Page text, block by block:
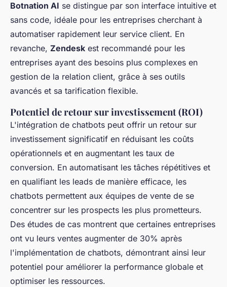
Botnation AI se distingue par son interface intuitive et
sans code, idéale pour les entreprises cherchant à
automatiser rapidement leur service client. En
revanche, Zendesk est recommandé pour les
entreprises ayant des besoins plus complexes en
gestion de la relation client, grâce à ses outils
avancés et sa tarification flexible.
Potentiel de retour sur investissement (ROI)
L'intégration de chatbots peut offrir un retour sur
investissement significatif en réduisant les coûts
opérationnels et en augmentant les taux de
conversion. En automatisant les tâches répétitives et
en qualifiant les leads de manière efficace, les
chatbots permettent aux équipes de vente de se
concentrer sur les prospects les plus prometteurs.
Des études de cas montrent que certaines entreprises
ont vu leurs ventes augmenter de 30% après
l'implémentation de chatbots, démontrant ainsi leur
potentiel pour améliorer la performance globale et
optimiser les ressources.